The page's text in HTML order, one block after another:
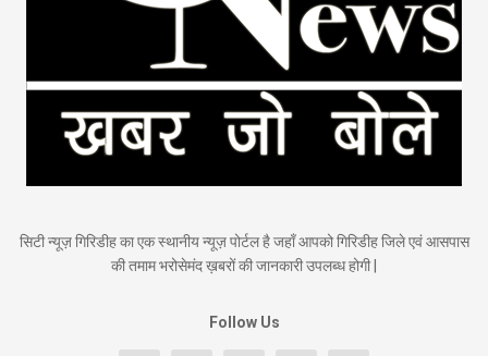
सिटी न्यूज़ गिरिडीह का एक स्थानीय न्यूज़ पोर्टल है जहाँ आपको गिरिडीह जिले एवं आसपास
की तमाम भरोसेमंद ख़बरों की जानकारी उपलब्ध होगी |
Follow Us